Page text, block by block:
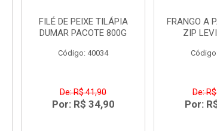
FILÉ DE PEIXE TILÁPIA
DUMAR PACOTE 800G
Código: 40034
De: R$ 41,90
Por: R$ 34,90
FRANGO A
ZIP
De:
Por: